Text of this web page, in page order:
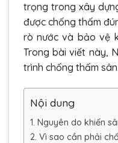
trọng trong xây
được chống thấm
rò nước và bảo vệ
Trong bài viết này,
trình chống thấm
Nội dung
1. Nguyên do khiến
2. Vì sao cần phải